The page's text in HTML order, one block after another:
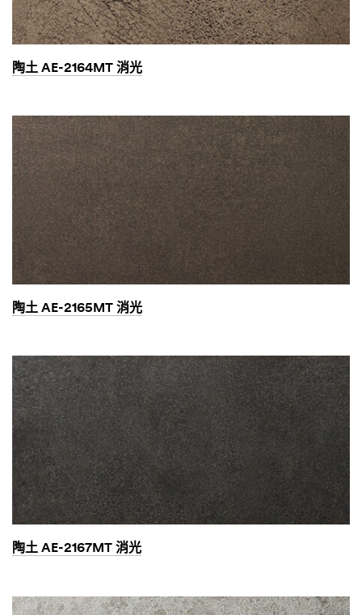
陶土 AE-2164MT 消光
陶土 AE-2165MT 消光
陶土 AE-2167MT 消光